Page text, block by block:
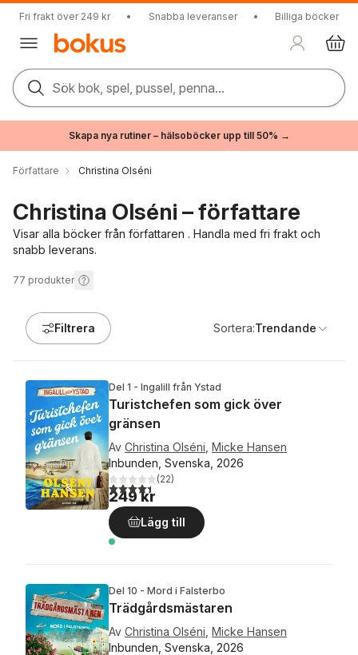
Fri frakt över 249 kr • Snabba leveranser • Billiga böcker
Sök bok, spel, pussel, penna...
Skapa nya rutiner – hälsoböcker upp till 50% →
Författare Christina Olséni
Christina Olséni – författare
Visar alla böcker från författaren . Handla med fri frakt och
snabb leverans.
77 produkter
Filtrera Sortera:Trendande
Del 1 - Ingalill från Ystad
Turistchefen som gick över
gränsen
Av Christina Olséni Micke Hansen
Inbunden, Svenska, 2026
4,4utav 5 stjärnor. Totalt antal röster:
(22)
249 kr
Lägg till
Del 10 - Mord i Falsterbo
Trädgårdsmästaren
Av Christina Olséni Micke Hansen
Inbunden, Svenska, 2026